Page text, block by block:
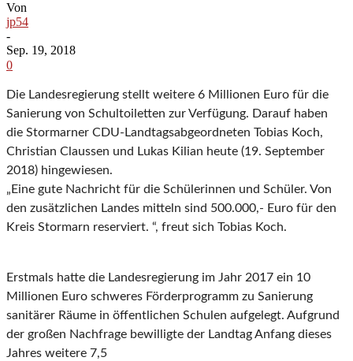
Von
jp54
-
Sep. 19, 2018
0
Die Landesregierung stellt weitere 6 Millionen Euro für die
Sanierung von Schultoiletten zur Verfügung. Darauf haben
die Stormarner CDU-Landtagsabgeordneten Tobias Koch,
Christian Claussen und Lukas Kilian heute (19. September
2018) hingewiesen.
„Eine gute Nachricht für die Schülerinnen und Schüler. Von
den zusätzlichen Landes mitteln sind 500.000,- Euro für den
Kreis Stormarn reserviert. “, freut sich Tobias Koch.
Erstmals hatte die Landesregierung im Jahr 2017 ein 10
Millionen Euro schweres Förderprogramm zu Sanierung
sanitärer Räume in öffentlichen Schulen aufgelegt. Aufgrund
der großen Nachfrage bewilligte der Landtag Anfang dieses
Jahres weitere 7,5